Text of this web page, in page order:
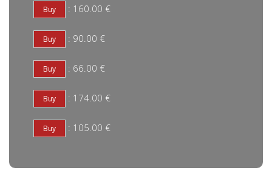
: 160.00 €
: 90.00 €
: 66.00 €
: 174.00 €
: 105.00 €